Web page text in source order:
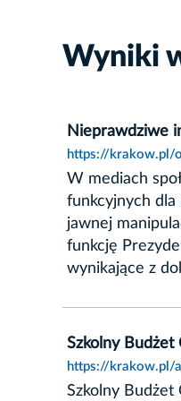
Wyniki
Nieprawdziwe
https://krakow.pl/
W mediach
funkcyjnych dla
jawnej
funkcję
wynikające z
Szkolny Budżet
https://krakow.pl/
Szkolny Budżet